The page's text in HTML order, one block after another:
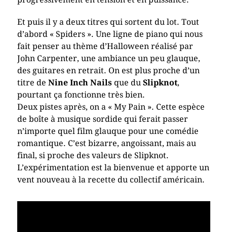
Et puis il y a deux titres qui sortent du lot. Tout
d’abord « Spiders ». Une ligne de piano qui nous
fait penser au thème d’Halloween réalisé par
John Carpenter, une ambiance un peu glauque,
des guitares en retrait. On est plus proche d’un
titre de Nine Inch Nailsque du Slipknot,
pourtant ça fonctionne très bien.
Deux pistes après, on a « My Pain ». Cette espèce
de boîte à musique sordide qui ferait passer
n’importe quel film glauque pour une comédie
romantique. C’est bizarre, angoissant, mais au
final, si proche des valeurs de Slipknot.
L’expérimentation est la bienvenue et apporte un
vent nouveau à la recette du collectif américain.